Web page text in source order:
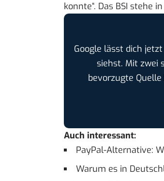
konnte“. Das BSI stehe
Google lässt dich
siehst. Mit zwei
bevorzugte
Auch interessant:
PayPal-Alternative:
Warum es in